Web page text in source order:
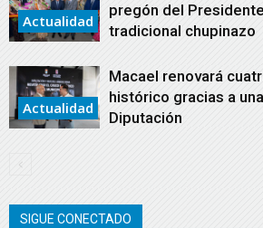
Actualidad
pregón del
tradicional chupinazo
Actualidad
Macael renovará
histórico gracias a
Diputación
SIGUE CONECTADO